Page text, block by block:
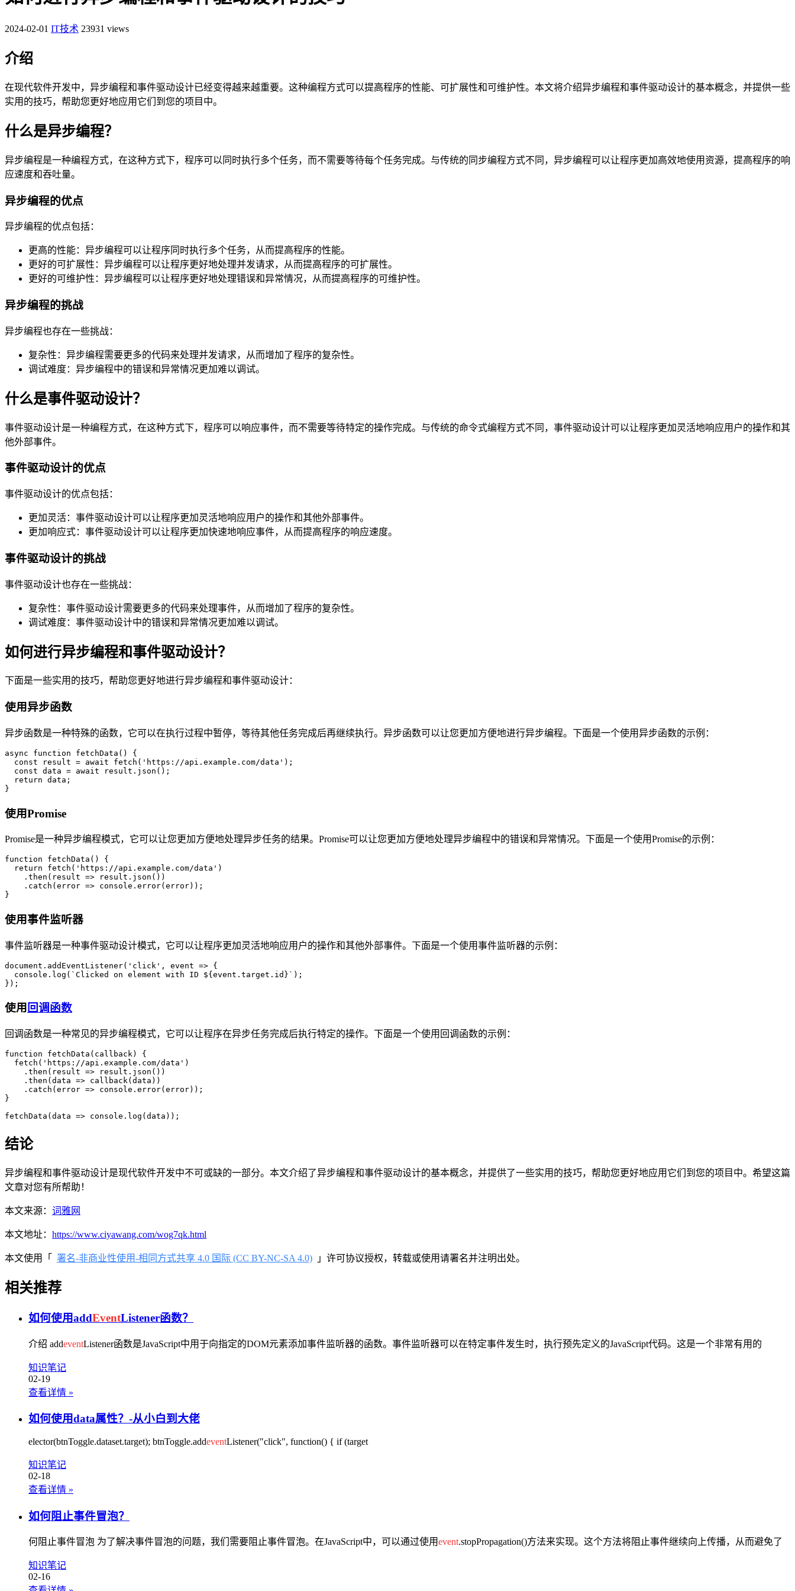
2024-02-01 IT技术 23931 views
介绍
在现代软件开发中，异步编程和事件驱动设计已经变得越来越重要。这种编程方式可以提高程序的性能、可扩展性和可维护性。本文将介绍异步编程和事件驱动设计的基本概念，并提供一些
实用的技巧，帮助您更好地应用它们到您的项目中。
什么是异步编程？
异步编程是一种编程方式，在这种方式下，程序可以同时执行多个任务，而不需要等待每个任务完成。与传统的同步编程方式不同，异步编程可以让程序更加高效地使用资源，提高程序的响
应速度和吞吐量。
异步编程的优点
异步编程的优点包括：
更高的性能：异步编程可以让程序同时执行多个任务，从而提高程序的性能。
更好的可扩展性：异步编程可以让程序更好地处理并发请求，从而提高程序的可扩展性。
更好的可维护性：异步编程可以让程序更好地处理错误和异常情况，从而提高程序的可维护性。
异步编程的挑战
异步编程也存在一些挑战：
复杂性：异步编程需要更多的代码来处理并发请求，从而增加了程序的复杂性。
调试难度：异步编程中的错误和异常情况更加难以调试。
什么是事件驱动设计？
事件驱动设计是一种编程方式，在这种方式下，程序可以响应事件，而不需要等待特定的操作完成。与传统的命令式编程方式不同，事件驱动设计可以让程序更加灵活地响应用户的操作和其
他外部事件。
事件驱动设计的优点
事件驱动设计的优点包括：
更加灵活：事件驱动设计可以让程序更加灵活地响应用户的操作和其他外部事件。
更加响应式：事件驱动设计可以让程序更加快速地响应事件，从而提高程序的响应速度。
事件驱动设计的挑战
事件驱动设计也存在一些挑战：
复杂性：事件驱动设计需要更多的代码来处理事件，从而增加了程序的复杂性。
调试难度：事件驱动设计中的错误和异常情况更加难以调试。
如何进行异步编程和事件驱动设计？
下面是一些实用的技巧，帮助您更好地进行异步编程和事件驱动设计：
使用异步函数
异步函数是一种特殊的函数，它可以在执行过程中暂停，等待其他任务完成后再继续执行。异步函数可以让您更加方便地进行异步编程。下面是一个使用异步函数的示例：
async function fetchData() {
  const result = await fetch('https://api.example.com/data');
  const data = await result.json();
  return data;
使用Promise
Promise是一种异步编程模式，它可以让您更加方便地处理异步任务的结果。Promise可以让您更加方便地处理异步编程中的错误和异常情况。下面是一个使用Promise的示例：
function fetchData() {
  return fetch('https://api.example.com/data')
    .then(result => result.json())
    .catch(error => console.error(error));
使用事件监听器
事件监听器是一种事件驱动设计模式，它可以让程序更加灵活地响应用户的操作和其他外部事件。下面是一个使用事件监听器的示例：
document.addEventListener('click', event => {
  console.log(`Clicked on element with ID ${event.target.id}`);
使用 回调函数
回调函数是一种常见的异步编程模式，它可以让程序在异步任务完成后执行特定的操作。下面是一个使用回调函数的示例：
function fetchData(callback) {
  fetch('https://api.example.com/data')
    .then(result => result.json())
    .then(data => callback(data))
    .catch(error => console.error(error));
}
结论
异步编程和事件驱动设计是现代软件开发中不可或缺的一部分。本文介绍了异步编程和事件驱动设计的基本概念，并提供了一些实用的技巧，帮助您更好地应用它们到您的项目中。希望这篇
文章对您有所帮助！
本文来源： 词雅网
本文地址： https://www.ciyawang.com/wog7qk.html
本文使用「 署名-非商业性使用-相同方式共享 4.0 国际 (CC BY-NC-SA 4.0) 」许可协议授权，转载或使用请署名并注明出处。
相关推荐
如何使用addEventListener函数？
介绍 addeventListener函数是JavaScript中用于向指定的DOM元素添加事件监听器的函数。事件监听器可以在特定事件发生时，执行预先定义的JavaScript代码。这是一个非常有用的
知识笔记
02-19
查看详情 »
如何使用data属性？-从小白到大佬
elector(btnToggle.dataset.target); btnToggle.addeventListener("click", function() { if (target
知识笔记
02-18
查看详情 »
如何阻止事件冒泡？
何阻止事件冒泡 为了解决事件冒泡的问题，我们需要阻止事件冒泡。在JavaScript中，可以通过使用event.stopPropagation()方法来实现。这个方法将阻止事件继续向上传播，从而避免了
知识笔记
02-16